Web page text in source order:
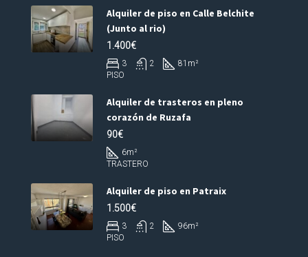
Alquiler de piso en Calle Belchite
(Junto al rio)
1.400€
3 2 81 m²
PISO
Alquiler de trasteros en pleno
corazón de Ruzafa
90€
6m²
TRASTERO
Alquiler de piso en Patraix
1.500€
3 2 96m²
PISO